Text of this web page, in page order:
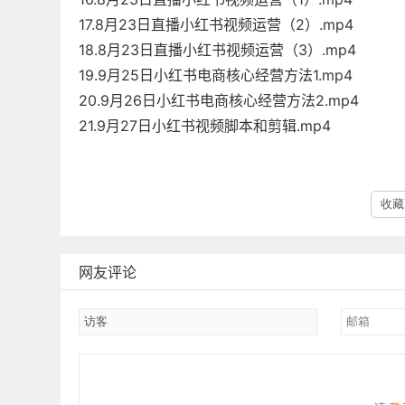
17.8月23日直播小红书视频运营（2）.mp4
18.8月23日直播小红书视频运营（3）.mp4
19.9月25日小红书电商核心经营方法1.mp4
20.9月26日小红书电商核心经营方法2.mp4
21.9月27日小红书视频脚本和剪辑.mp4
收
网友评论